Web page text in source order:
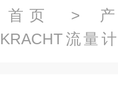
首页 >
KRACHT流量